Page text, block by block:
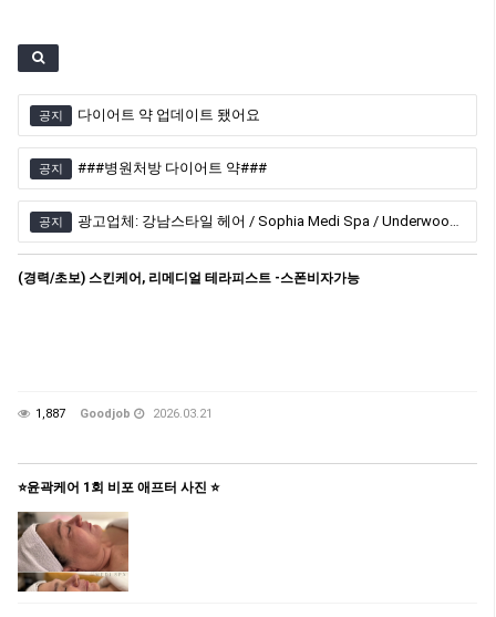
공지 다이어트 약 업데이트 됐어요
공지 ###병원처방 다이어트 약###
공지 광고업체: 강남스타일 헤어 / Sophia Medi Spa / Underwood Health Clinic / 엠비언스 한인 레이저 클리닉
(경력/초보) 스킨케어, 리메디얼 테라피스트 -스폰비자가능
1,887 Goodjob 2026.03.21
⭐️윤곽케어 1회 비포 애프터 사진 ⭐️